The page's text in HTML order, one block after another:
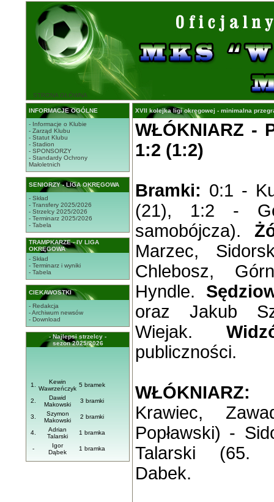
STRONA GŁÓWNA
INFORMACJE OGÓLNE
- Informacje o Klubie
- Zarząd Klubu
- Statut Klubu
- Stadion
- SPONSORZY
- Standardy Ochrony
Małoletnich
SENIORZY - LIGA OKRĘGOWA
- Skład
- Transfery 2025/2026
- Strzelcy 2025/2026
- Terminarz 2025/2026
- Tabela
TRAMPKARZE - IV LIGA
OKRĘGOWA
- Skład
- Terminarz i wyniki
- Tabela
CIEKAWOSTKI
- Redakcja
- Archiwum newsów
- Download
- Najlepsi strzelcy -
sezon 2025/2026
1.
Kewin
Wawrzeńczyk
5 bramek
2.
Dawid
Makowski
3 bramki
3.
Szymon
Makowski
2 bramki
4.
Adrian
Talarski
1 bramka
-
Igor
Dąbek
1 bramka
XVII kolejka ligi okręgowej - minimalna
WŁÓKNIARZ -
1:2 (1:2)
Bramki: 0:1 -
(21), 1:2 -
samobójcza).
Marzec,
Chlebosz,
Hyndle.
oraz Jakub
Wiejak.
publiczności.
WŁÓKNIARZ:
Krawiec,
Popławski) -
Talarski (65.
Dabek.